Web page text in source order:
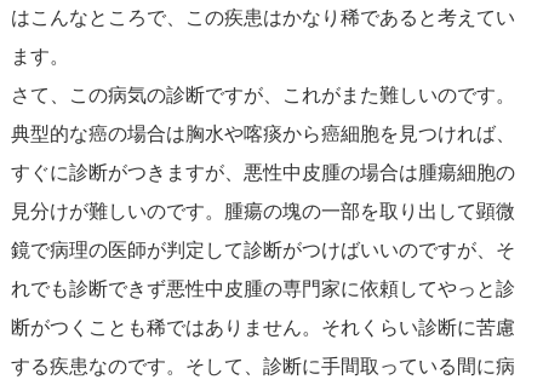
はこんなところで、この疾患はかなり稀であると考えてい
ます。
さて、この病気の診断ですが、これがまた難しいのです。
典型的な癌の場合は胸水や喀痰から癌細胞を見つければ、
すぐに診断がつきますが、悪性中皮腫の場合は腫瘍細胞の
見分けが難しいのです。腫瘍の塊の一部を取り出して顕微
鏡で病理の医師が判定して診断がつけばいいのですが、そ
れでも診断できず悪性中皮腫の専門家に依頼してやっと診
断がつくことも稀ではありません。それくらい診断に苦慮
する疾患なのです。そして、診断に手間取っている間に病